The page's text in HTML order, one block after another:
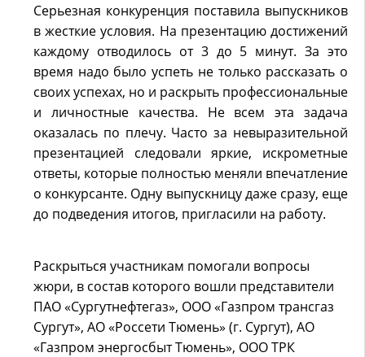
Серьезная конкуренция поставила выпускников
в жесткие условия. На презентацию достижений
каждому отводилось от 3 до 5 минут. За это
время надо было успеть не только рассказать о
своих успехах, но и раскрыть профессиональные
и личностные качества. Не всем эта задача
оказалась по плечу. Часто за невыразительной
презентацией следовали яркие, искрометные
ответы, которые полностью меняли впечатление
о конкурсанте. Одну выпускницу даже сразу, еще
до подведения итогов, пригласили на работу.
Раскрыться участникам помогали вопросы
жюри, в состав которого вошли представители
ПАО «Сургутнефтегаз», ООО «Газпром трансгаз
Сургут», АО «Россети Тюмень» (г. Сургут), АО
«Газпром энергосбыт Тюмень», ООО ТРК